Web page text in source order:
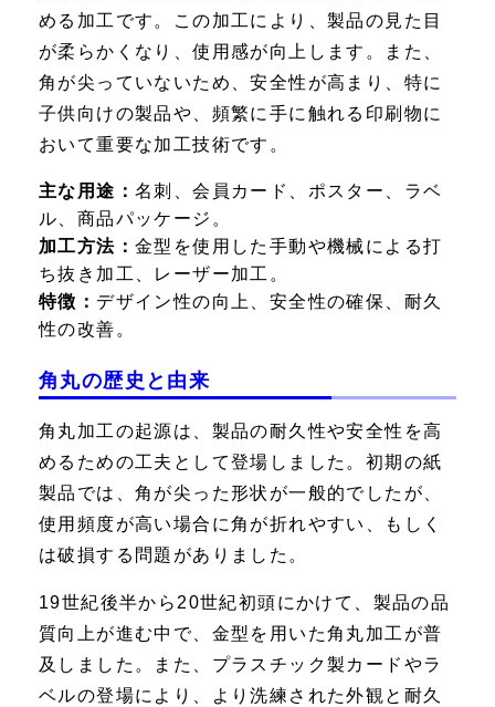
める加工です。この加工により、製品の見た目
が柔らかくなり、使用感が向上します。また、
角が尖っていないため、安全性が高まり、特に
子供向けの製品や、頻繁に手に触れる印刷物に
おいて重要な加工技術です。
主な用途： 名刺、会員カード、ポスター、ラベ
ル、商品パッケージ。
加工方法： 金型を使用した手動や機械による打
ち抜き加工、レーザー加工。
特徴： デザイン性の向上、安全性の確保、耐久
性の改善。
角丸の歴史と由来
角丸加工の起源は、製品の耐久性や安全性を高
めるための工夫として登場しました。初期の紙
製品では、角が尖った形状が一般的でしたが、
使用頻度が高い場合に角が折れやすい、もしく
は破損する問題がありました。
19世紀後半から20世紀初頭にかけて、製品の品
質向上が進む中で、金型を用いた角丸加工が普
及しました。また、プラスチック製カードやラ
ベルの登場により、より洗練された外観と耐久